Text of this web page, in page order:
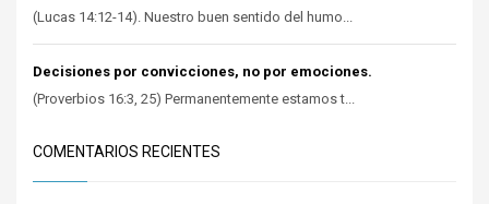
(Lucas 14:12-14). Nuestro buen sentido del humo...
Decisiones por convicciones, no por emociones.
(Proverbios 16:3, 25) Permanentemente estamos t...
COMENTARIOS RECIENTES